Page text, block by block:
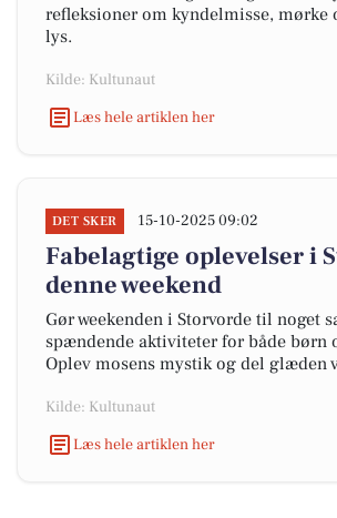
refleksioner om kyndelmisse, mørke
lys.
Kilde: Kultunaut
Læs hele artiklen her
DET SKER 15-10-2025 09:02
Fabelagtige oplevelser i
denne weekend
Gør weekenden i Storvorde til noget
spændende aktiviteter for både børn
Oplev mosens mystik og del glæden
Kilde: Kultunaut
Læs hele artiklen her